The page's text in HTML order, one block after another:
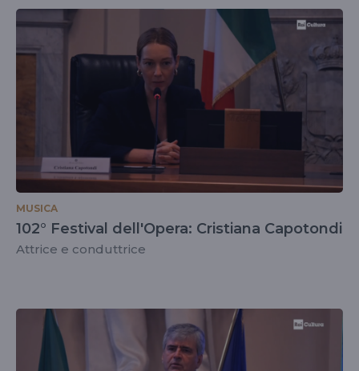
MUSICA
102° Festival dell'Opera: Cristiana Capotondi
Attrice e conduttrice